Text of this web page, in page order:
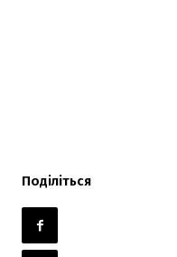
Поділіться